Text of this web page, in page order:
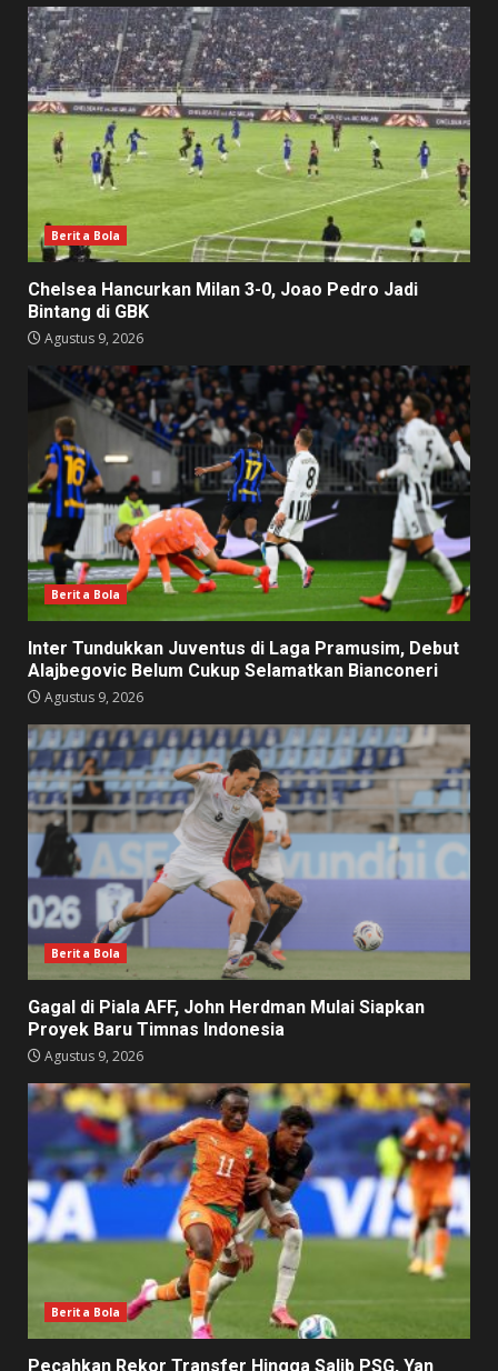
Berita Bola
Chelsea Hancurkan Milan 3-0, Joao Pedro Jadi
Bintang di GBK
Agustus 9, 2026
Berita Bola
Inter Tundukkan Juventus di Laga Pramusim, Debut
Alajbegovic Belum Cukup Selamatkan Bianconeri
Agustus 9, 2026
Berita Bola
Gagal di Piala AFF, John Herdman Mulai Siapkan
Proyek Baru Timnas Indonesia
Agustus 9, 2026
Berita Bola
Pecahkan Rekor Transfer Hingga Salib PSG, Yan